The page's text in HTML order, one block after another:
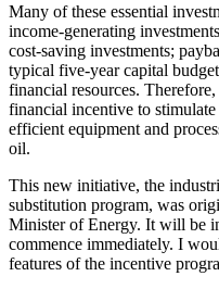
Many of these essential
income-generating
cost-saving investments;
typical five-year capital
financial resources.
financial incentive to
efficient equipment and
oil.
This new initiative, the
substitution program, was
Minister of Energy. It will be
commence immediately. I
features of the incentive